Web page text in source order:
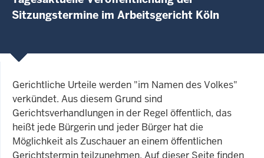
Sitzungstermine im Arbeitsgericht Köln
Gerichtliche Urteile werden "im Namen des Volkes"
verkündet. Aus diesem Grund sind
Gerichtsverhandlungen in der Regel öffentlich, das
heißt jede Bürgerin und jeder Bürger hat die
Möglichkeit als Zuschauer an einem öffentlichen
Gerichtstermin teilzunehmen. Auf dieser Seite finden